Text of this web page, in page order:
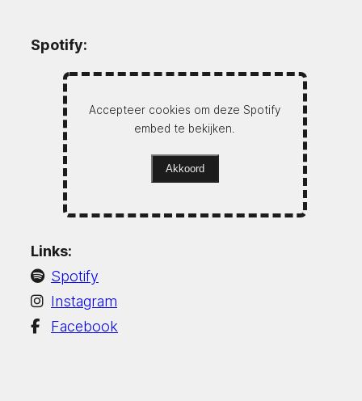
Spotify:
Accepteer cookies om deze Spotify
embed te bekijken.
Akkoord
Links:
Spotify
Instagram
Facebook